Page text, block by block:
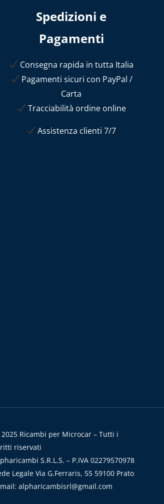
Spedizioni e
Pagamenti
Consegna rapida in tutta Italia
Pagamenti sicuri con PayPal /
Carta
Tracciabilità ordine online
Assistenza clienti 7/7
Ricambi per Microcar – Tutti i
riservati
S.R.L.S. – P.IVA 02279570978
Legale Via G.Ferraris, 55 59100 Prato
alpharicambisrl@gmail.com